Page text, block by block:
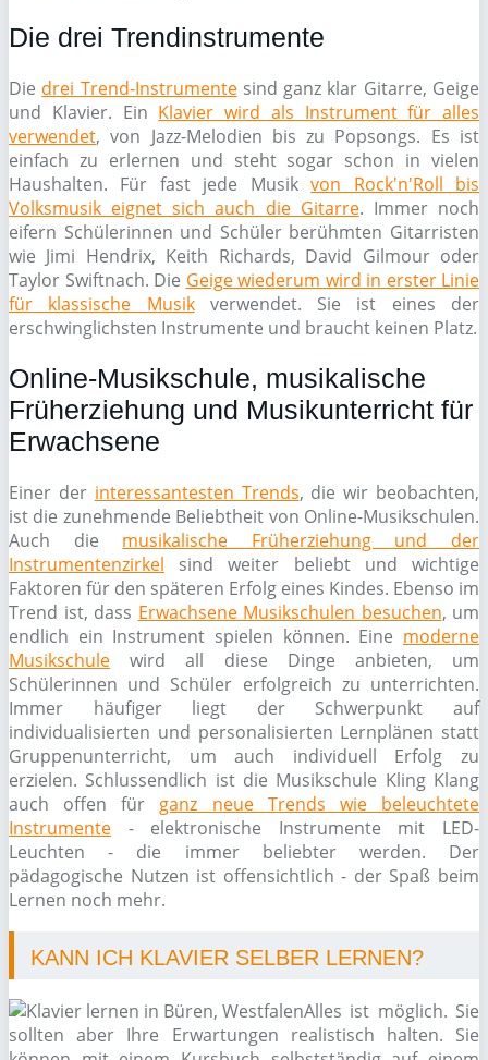
Die drei Trendinstrumente
Die drei Trend-Instrumentesind ganz klar Gitarre, Geige
und Klavier. Ein Klavier wird als Instrument für alles
verwendet, von Jazz-Melodien bis zu Popsongs. Es ist
einfach zu erlernen und steht sogar schon in vielen
Haushalten. Für fast jede Musikvon Rock'n'Roll bis
Volksmusik eignet sich auch die Gitarre. Immer noch
eifern Schülerinnen und Schüler berühmten Gitarristen
wie Jimi Hendrix, Keith Richards, David Gilmour oder
Taylor Swiftnach. Die Geige wiederum wird in erster Linie
für klassische Musikverwendet. Sie ist eines der
erschwinglichsten Instrumente und braucht keinen Platz.
Online-Musikschule, musikalische
Früherziehung und Musikunterricht für
Erwachsene
Einer der interessantesten Trends, die wir beobachten,
ist die zunehmende Beliebtheit von Online-Musikschulen.
Auch die musikalische Früherziehung und der
Instrumentenzirkel sind weiter beliebt und wichtige
Faktoren für den späteren Erfolg eines Kindes. Ebenso im
Trend ist, dass Erwachsene Musikschulen besuchen, um
endlich ein Instrument spielen können. Eine moderne
Musikschule wird all diese Dinge anbieten, um
Schülerinnen und Schüler erfolgreich zu unterrichten.
Immer häufiger liegt der Schwerpunkt auf
individualisierten und personalisierten Lernplänen statt
Gruppenunterricht, um auch individuell Erfolg zu
erzielen. Schlussendlich ist die Musikschule Kling Klang
auch offen für ganz neue Trends wie beleuchtete
Instrumente - elektronische Instrumente mit LED-
Leuchten - die immer beliebter werden. Der
pädagogische Nutzen ist offensichtlich - der Spaß beim
Lernen noch mehr.
KANN ICH KLAVIER SELBER LERNEN?
Alles ist möglich. Sie
sollten aber Ihre Erwartungen realistisch halten. Sie